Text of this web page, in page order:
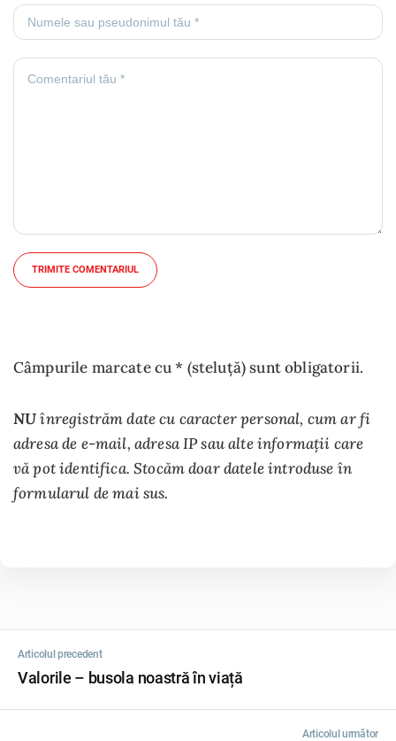
TRIMITE COMENTARIUL
Câmpurile marcate cu * (steluță) sunt obligatorii.
NUînregistrăm date cu caracter personal, cum ar fi
adresa de e-mail, adresa IP sau alte informații care
vă pot identifica. Stocăm doar datele introduse în
formularul de mai sus.
Articolul precedent
Valorile – busola noastră în viață
Articolul următor